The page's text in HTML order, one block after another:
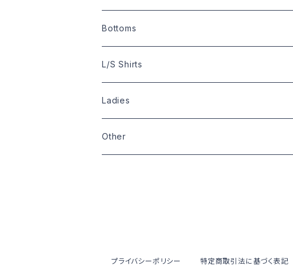
Size:XL
Size:S
Size:L
Size:S
Size:M
Size:L
Other Shirts
Size:M
Size:S
Bowling Shirts
Size:S
Size:M
Size:S
Size:M
Size:L
Bottoms
L/S Shirts
Size:L
Size:M
Ladies
Other
Other
プライバシーポリシー 特定商取引法に基づく表記